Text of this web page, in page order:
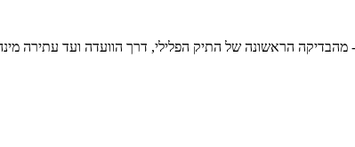
הראשונה של התיק הפלילי, דרך הוועדה ועד עתירה